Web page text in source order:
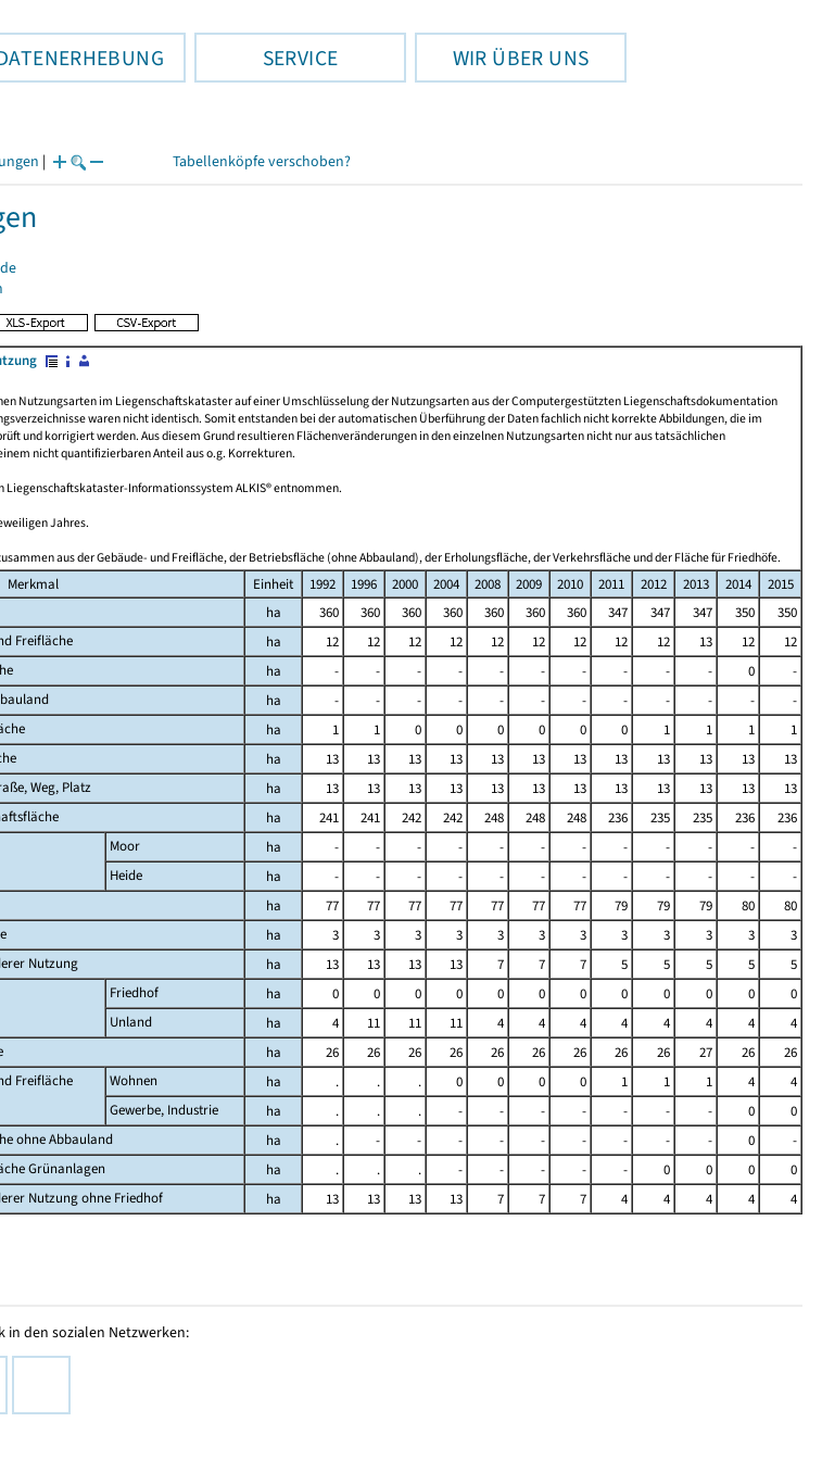
SERVICE WIR ÜBER UNS
| Tabellenköpfe verschoben?
Nutzungsarten im Liegenschaftskataster auf einer Umschlüsselung der Nutzungsarten aus der Computergestützten Liegenschaftsdokumentation
waren nicht identisch. Somit entstanden bei der automatischen Überführung der Daten fachlich nicht korrekte Abbildungen, die im
und korrigiert werden. Aus diesem Grund resultieren Flächenveränderungen in den einzelnen Nutzungsarten nicht nur aus tatsächlichen
nicht quantifizierbaren Anteil aus o.g. Korrekturen.
Liegenschaftskataster-Informationssystem ALKIS® entnommen.
Jahres.
aus der Gebäude- und Freifläche, der Betriebsfläche (ohne Abbauland), der Erholungsfläche, der Verkehrsfläche und der Fläche für Friedhöfe.
Merkmal Einheit 1992 1996 2000 2004 2008 2009 2010 2011 2012 2013 2014
2015
ha 360 360 360 360 360 360 360 347 347 347 350
350
Freifläche ha 12 12 12 12 12 12 12 12 12 13 12
12
ha - - - - - - - - - - 0
-
ha - - - - - - - - - - -
-
ha 1 1 0 0 0 0 0 0 1 1 1
1
ha 13 13 13 13 13 13 13 13 13 13 13
13
Weg, Platz
ha 13 13 13 13 13 13 13 13 13 13 13
13
ha 241 241 242 242 248 248 248 236 235 235 236
236
Moor ha - - - - - - - - - - -
-
Heide
ha - - - - - - - - - - -
-
ha 77 77 77 77 77 77 77 79 79 79 80
80
ha 3 3 3 3 3 3 3 3 3 3 3
3
Nutzung
ha 13 13 13 13 7 7 7 5 5 5 5
5
Friedhof ha 0 0 0 0 0 0 0 0 0 0 0
0
Unland
ha 4 11 11 11 4 4 4 4 4 4 4
4
ha 26 26 26 26 26 26 26 26 26 27 26
26
Freifläche Wohnen ha . . . 0 0 0 0 1 1 1 4
4
Gewerbe, Industrie
ha . . . - - - - - - - 0
0
ohne Abbauland
ha . - - - - - - - - - 0
-
Grünanlagen
ha . . . - - - - - 0 0 0
0
Nutzung ohne Friedhof
ha 13 13 13 13 7 7 7 4 4 4 4 4
in den sozialen Netzwerken: